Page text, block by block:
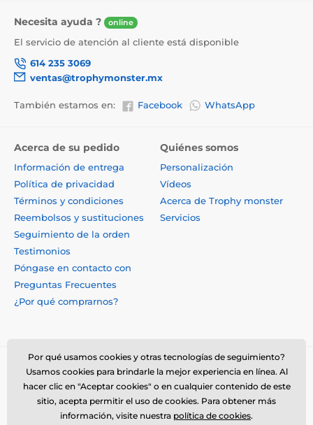
Necesita ayuda ? online
El servicio de atención al cliente está disponible
614 235 3069
ventas@trophymonster.mx
También estamos en: Facebook WhatsApp
Acerca de su pedido
Información de entrega
Política de privacidad
Términos y condiciones
Reembolsos y sustituciones
Seguimiento de la orden
Testimonios
Póngase en contacto con
Preguntas Frecuentes
¿Por qué comprarnos?
Quiénes somos
Personalización
Vídeos
Acerca de Trophy monster
Servicios
Por qué usamos cookies y otras tecnologías de seguimiento?
Usamos cookies para brindarle la mejor experiencia en línea. Al
hacer clic en "Aceptar cookies" o en cualquier contenido de este
sitio, acepta permitir el uso de cookies. Para obtener más
información, visite nuestra política de cookies.